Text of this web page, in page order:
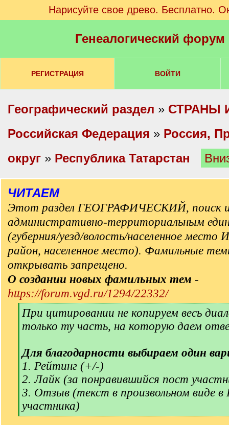
Нарисуйте свое древо. Бесплатно.
Генеалогический
РЕГИСТРАЦИЯ ВОЙТИ
Географический раздел » СТРАНЫ
Российская Федерация » Россия,
округ » Республика Татарстан
ЧИТАЕМ
Этот раздел ГЕОГРАФИЧЕСКИЙ, поиск
административно-территориальным
(губерния/уезд/волость/населенное
район, населенное место). Фамильные
открывать запрещено.
О создании новых фамильных тем -
https://forum.vgd.ru/1294/22332/
[
q
]
При цитировании не копируем весь
только ту часть, на которую даем
Для благодарности выбираем один
1. Рейтинг (+/-)
2. Лайк (за понравившийся пост
3. Отзыв (текст в произвольном виде
участника)
[